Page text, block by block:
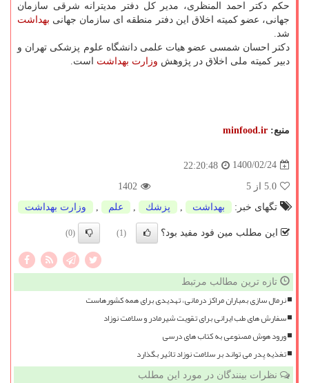
حکم دکتر احمد المنظری، مدیر کل دفتر مدیترانه شرقی سازمان
جهانی، عضو کمیته اخلاق این دفتر منطقه ای سازمان جهانی بهداشت
شد.
دکتر احسان شمسی عضو هیات علمی دانشگاه علوم پزشکی تهران و
دبیر کمیته ملی اخلاق در پژوهش وزارت بهداشت است.
منبع: minfood.ir
1400/02/24
22:20:48
5.0 از 5
1402
تگهای خبر:
بهداشت پزشك علم وزارت بهداشت
این مطلب مین فود مفید بود؟ (1)
(0)
تازه ترین مطالب مرتبط
نرمال سازی بمباران مراکز درمانی، تهدیدی برای همه کشورهاست
سفارش های طب ایرانی برای تقویت شیرمادر و سلامت نوزاد
ورود هوش مصنوعی به کتاب های درسی
تغذیه پدر می تواند بر سلامت نوزاد تاثیر بگذارد
نظرات بینندگان در مورد این مطلب